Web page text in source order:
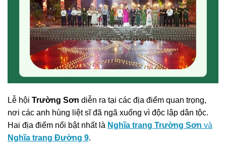
Lễ hội Trường Sơn diễn ra tại các địa điểm quan trọng,
nơi các anh hùng liệt sĩ đã ngã xuống vì độc lập dân tộc.
Hai địa điểm nổi bật nhất là Nghĩa trang Trường Sơn và
Nghĩa trang Đường 9.